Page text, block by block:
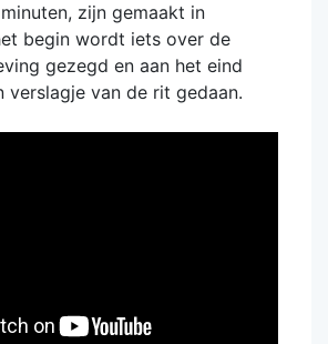
zijn gemaakt in
begin wordt iets over de
gezegd en aan het eind
verslagje van de rit gedaan.